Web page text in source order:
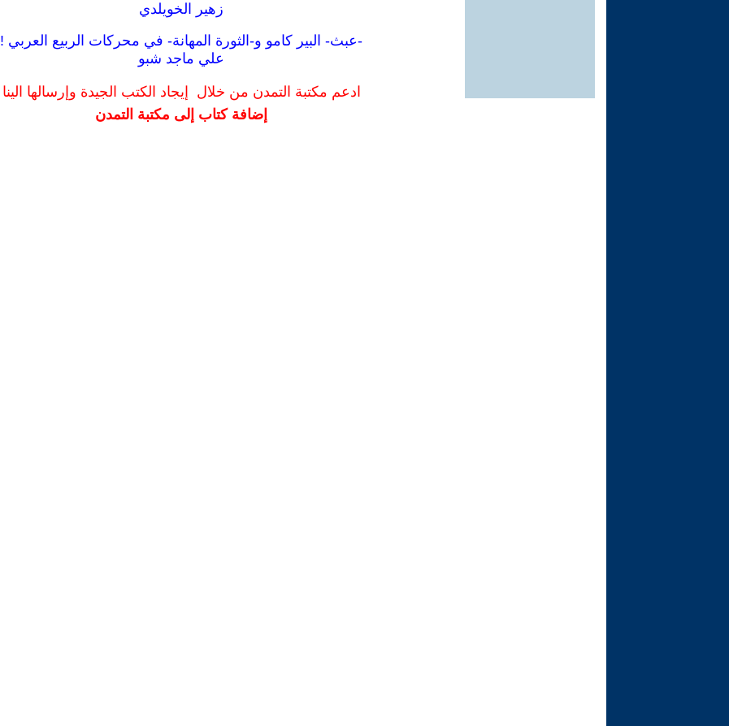
زهير الخويلدي
-عبث- البير كامو و-الثورة المھانة- في محركات الربيع العربي !
علي ماجد شبو
ادعم مكتبة التمدن من خلال إيجاد الكتب الجيدة وإرسالها الينا
إضافة كتاب إلى مكتبة التمدن